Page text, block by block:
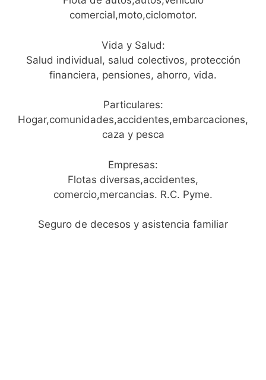
comercial,moto,ciclomotor.
Vida y Salud:
Salud individual, salud colectivos, protección
financiera, pensiones, ahorro, vida.
Particulares:
Hogar,comunidades,accidentes,embarcaciones,
caza y pesca
Empresas:
Flotas diversas,accidentes,
comercio,mercancias. R.C. Pyme.
Seguro de decesos y asistencia familiar